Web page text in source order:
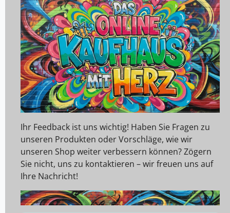
Ihr Feedback ist uns wichtig! Haben Sie Fragen zu
unseren Produkten oder Vorschläge, wie wir
unseren Shop weiter verbessern können? Zögern
Sie nicht, uns zu kontaktieren – wir freuen uns auf
Ihre Nachricht!